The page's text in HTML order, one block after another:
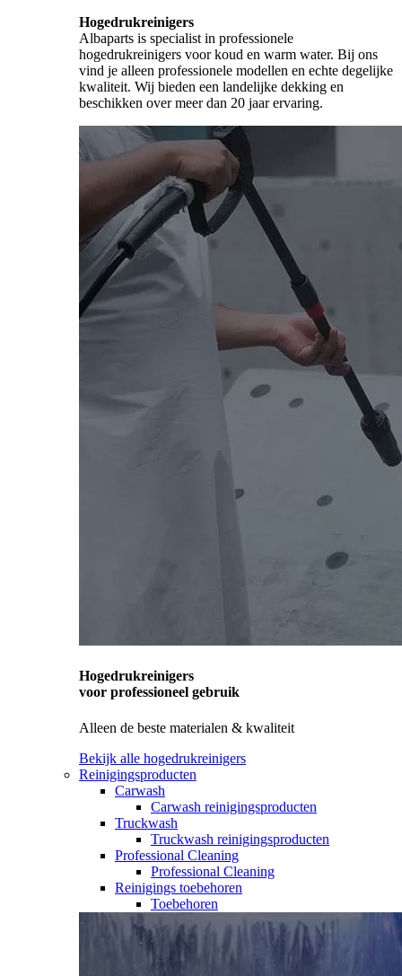
Hogedrukreinigers
Albaparts is specialist in professionele
hogedrukreinigers voor koud en warm water. Bij ons
vind je alleen professionele modellen en echte degelijke
kwaliteit. Wij bieden een landelijke dekking en
beschikken over meer dan 20 jaar ervaring.
Hogedrukreinigers
voor professioneel gebruik
Alleen de beste materialen & kwaliteit
Bekijk alle hogedrukreinigers
Reinigingsproducten
Carwash
Carwash reinigingsproducten
Truckwash
Truckwash reinigingsproducten
Professional Cleaning
Professional Cleaning
Reinigings toebehoren
Toebehoren